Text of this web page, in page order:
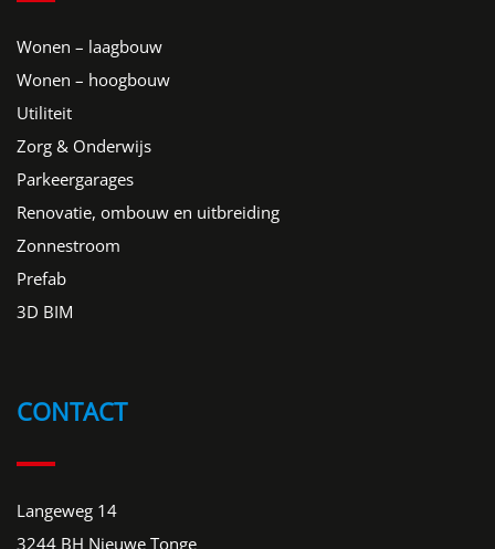
Wonen – laagbouw
Wonen – hoogbouw
Utiliteit
Zorg & Onderwijs
Parkeergarages
Renovatie, ombouw en uitbreiding
Zonnestroom
Prefab
3D BIM
CONTACT
Langeweg 14
3244 BH Nieuwe Tonge